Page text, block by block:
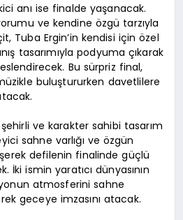
anı ise finalde yaşanacak.
ve kendine özgü tarzıyla
Tuba Ergin’in kendisi için özel
tasarımıyla podyuma çıkarak
Bu sürpriz final,
buluştururken davetlilere
ve karakter sahibi tasarım
sahne varlığı ve özgün
defilenin finalinde güçlü
İki ismin yaratıcı dünyasının
atmosferini sahne
geceye imzasını atacak.